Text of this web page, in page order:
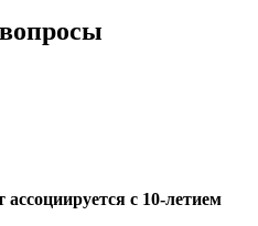
с 10-летием